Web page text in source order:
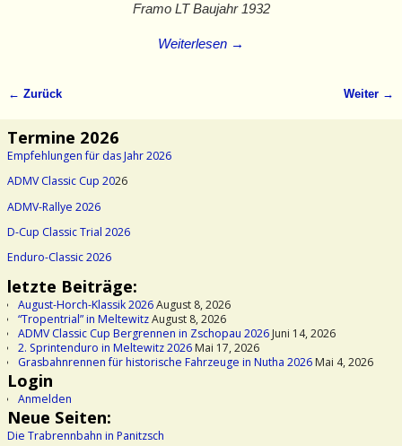
Framo LT Baujahr 1932
Weiterlesen →
← Zurück Weiter →
Termine 2026
Empfehlungen für das Jahr 2026
ADMV Classic Cup 2026
ADMV-Rallye 2026
D-Cup Classic Trial 2026
Enduro-Classic 2026
letzte Beiträge:
August-Horch-Klassik 2026August 8, 2026
“Tropentrial” in MeltewitzAugust 8, 2026
ADMV Classic Cup Bergrennen in Zschopau 2026Juni 14, 2026
2. Sprintenduro in Meltewitz 2026Mai 17, 2026
Grasbahnrennen für historische Fahrzeuge in Nutha 2026Mai 4, 2026
Login
Anmelden
Neue Seiten:
Die Trabrennbahn in Panitzsch